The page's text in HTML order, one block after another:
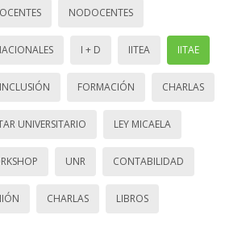
NODOCENTES
I + D IITEA IITAE
INCLUSIÓN FORMACIÓN CHARLAS
UNIVERSITARIO LEY MICAELA
UNR CONTABILIDAD
CHARLAS LIBROS